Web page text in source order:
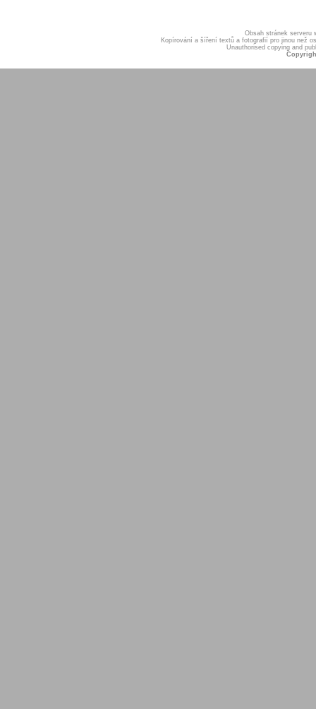
Obsah stránek serveru
Kopírování a šíření textů a fotografií pro jinou než
Unauthorised copying and